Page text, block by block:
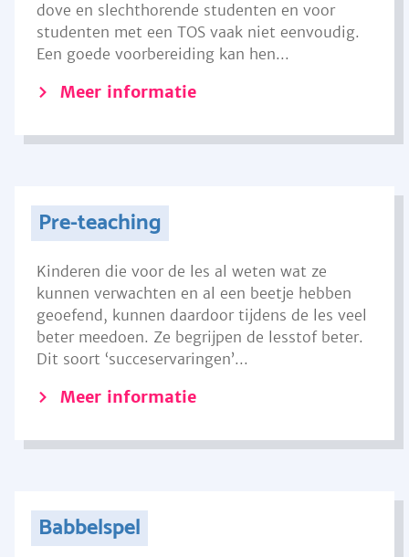
dove en slechthorende studenten en voor
studenten met een TOS vaak niet eenvoudig.
Een goede voorbereiding kan hen...
Meer informatie
Pre-teaching
Kinderen die voor de les al weten wat ze
kunnen verwachten en al een beetje hebben
geoefend, kunnen daardoor tijdens de les veel
beter meedoen. Ze begrijpen de lesstof beter.
Dit soort ‘succeservaringen’...
Meer informatie
Babbelspel